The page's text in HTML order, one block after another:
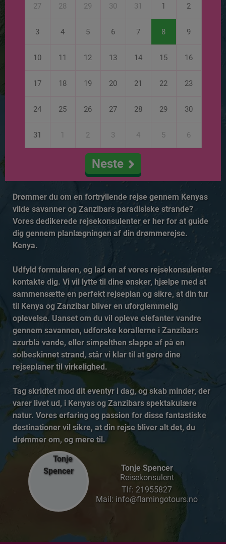
27 28 29 30 31 1 2
3 4 5 6 7 8 9
10 11 12 13 14 15 16
17 18 19 20 21 22 23
24 25 26 27 28 29 30
31 1 2 3 4 5 6
Neste
Drømmer du om en fortryllende rejse gennem Kenyas
vilde savanner og Zanzibars paradisiske strande?
Vores dedikerede rejsekonsulenter er her for at guide
dig gennem planlægningen af din drømmerejse.
Kenya.
Udfyld formularen, og lad en af vores rejsekonsulenter
kontakte dig. Vi vil lytte til dine ønsker, hjælpe med at
sammensætte en perfekt rejseplan og sikre, at din tur
til Kenya og Zanzibar bliver en uforglemmelig
oplevelse. Uanset om du vil opleve elefanter vandre
gennem savannen, udforske korallerne i Zanzibars
azurblå vande, eller simpelthen slappe af på en
solbeskinnet strand, står vi klar til at gøre dine
rejseplaner til virkelighed.
Tag skridtet mod dit eventyr i dag, og skab minder, der
varer livet ud, i Kenyas og Zanzibars spektakulære
natur. Vores erfaring og passion for disse fantastiske
destinationer vil sikre, at din rejse bliver alt det, du
drømmer om, og mere til.
Tonje Spencer
Reisekonsulent
Tlf: 21955827
Mail: info@flamingotours.no